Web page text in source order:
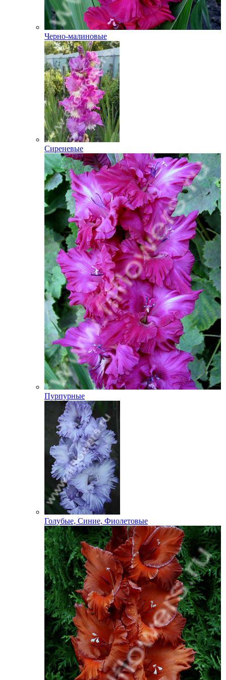
Черно-малиновые
Сиреневые
Пурпурные
Голубые, Синие, Фиолетовые